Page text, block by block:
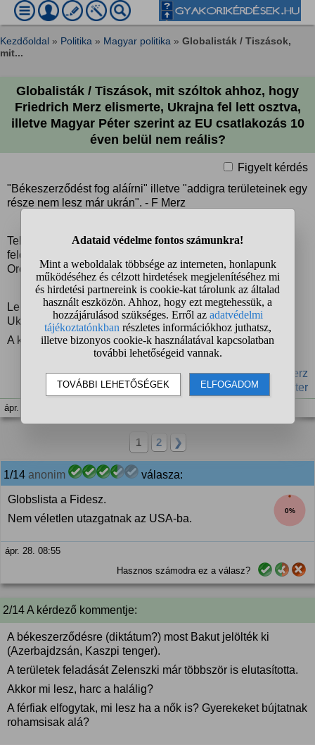
Kezdőoldal » Politika » Magyar politika » Globalisták / Tiszások,
mit...
Globalisták / Tiszások, mit szóltok ahhoz, hogy
Friedrich Merz elismerte, Ukrajna fel lett osztva,
illetve Magyar Péter szerint az EU csatlakozás 10
éven belül nem reális?
Figyelt kérdés
"Békeszerződést fog aláírni" illetve "addigra területeinek egy
része nem lesz már ukrán". - F Merz
Tehát kiderült, hogy Oroszország és a NATO már rég
felosztotta Ukrajnát titokban? Vagy az EU feladja a harcot
Oroszországgal?
Lehet hogy túl kéne lépni Jugoszlávia, Csehszlovákia és
Ukrajna felosztásán a nyugat szerint?
A kelet bábú nekik a sakktáblán?
#Ukrajna #felosztás #Oroszország #Baku #Friedrich Merz
#Magyar Péter
ápr. 28. 08:52
1 2 ❯
1/14 anonim válasza:
0%
Globslista a Fidesz.
Nem véletlen utazgatnak az USA-ba.
ápr. 28. 08:55
Hasznos számodra ez a válasz?
2/14 A kérdező kommentje:
A békeszerződésre (diktátum?) most Bakut jelölték ki
(Azerbajdzsán, Kaszpi tenger).
A területek feladását Zelenszki már többször is elutasította.
Akkor mi lesz, harc a halálig?
A férfiak elfogytak, mi lesz ha a nők is? Gyerekeket bújtatnak
rohamsisak alá?